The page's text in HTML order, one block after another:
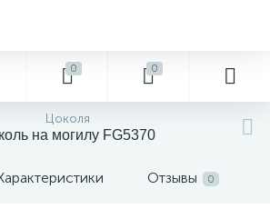
0 0
Цоколя
на могилу FG5370
Отзывы 0